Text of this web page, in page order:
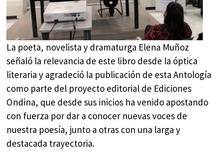
La poeta, novelista y dramaturga Elena Muñoz
señaló la relevancia de este libro desde la óptica
literaria y agradeció la publicación de esta Antología
como parte del proyecto editorial de Ediciones
Ondina, que desde sus inicios ha venido apostando
con fuerza por dar a conocer nuevas voces de
nuestra poesía, junto a otras con una larga y
destacada trayectoria.